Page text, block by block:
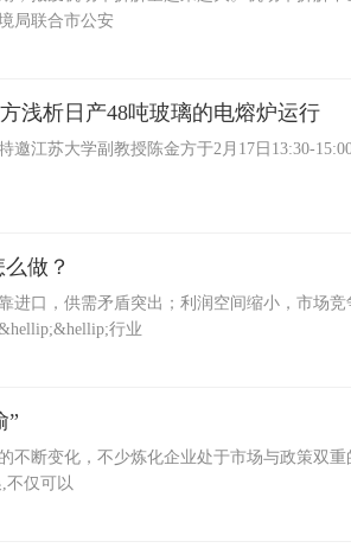
局联合市公安
浅析日产48吨玻璃的电熔炉运行
江苏大学副教授陈金方于2月17日13:30-
做？
进口，供需矛盾突出；利润空间缩小，市场
行业
”
不断变化，不少炼化企业处于市场与政策双
不仅可以